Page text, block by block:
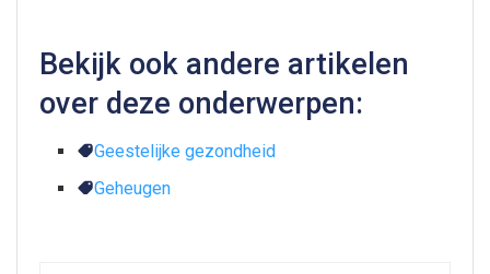
Bekijk ook andere artikelen
over deze onderwerpen:
Geestelijke gezondheid
Geheugen